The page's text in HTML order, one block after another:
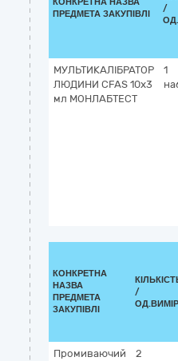
ПРЕДМЕТА ЗАКУПІВЛІ
/
МУЛЬТИКАЛІБРАТОР
ЛЮДИНИ CFAS 10x3
мл МОНЛАБТЕСТ
1
КОНКРЕТНА
НАЗВА
ПРЕДМЕТА
ЗАКУПІВЛІ
/
Промиваючий
2